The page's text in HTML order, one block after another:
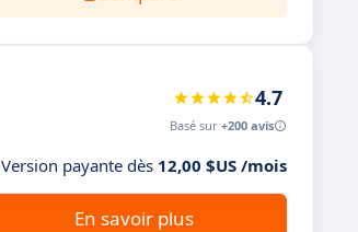
4.7
Basé sur +200 avis
Version payante dès 12,00 $US /mois
En savoir plus